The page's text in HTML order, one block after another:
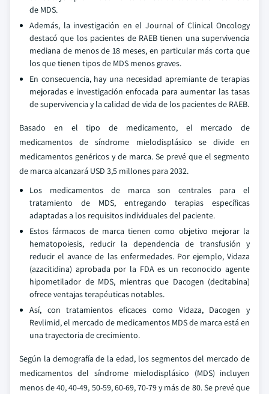
de MDS.
Además, la investigación en el Journal of Clinical Oncology
destacó que los pacientes de RAEB tienen una supervivencia
mediana de menos de 18 meses, en particular más corta que
los que tienen tipos de MDS menos graves.
En consecuencia, hay una necesidad apremiante de terapias
mejoradas e investigación enfocada para aumentar las tasas
de supervivencia y la calidad de vida de los pacientes de RAEB.
Basado en el tipo de medicamento, el mercado de
medicamentos de síndrome mielodisplásico se divide en
medicamentos genéricos y de marca. Se prevé que el segmento
de marca alcanzará USD 3,5 millones para 2032.
Los medicamentos de marca son centrales para el
tratamiento de MDS, entregando terapias específicas
adaptadas a los requisitos individuales del paciente.
Estos fármacos de marca tienen como objetivo mejorar la
hematopoiesis, reducir la dependencia de transfusión y
reducir el avance de las enfermedades. Por ejemplo, Vidaza
(azacitidina) aprobada por la FDA es un reconocido agente
hipometilador de MDS, mientras que Dacogen (decitabina)
ofrece ventajas terapéuticas notables.
Así, con tratamientos eficaces como Vidaza, Dacogen y
Revlimid, el mercado de medicamentos MDS de marca está en
una trayectoria de crecimiento.
Según la demografía de la edad, los segmentos del mercado de
medicamentos del síndrome mielodisplásico (MDS) incluyen
menos de 40, 40-49, 50-59, 60-69, 70-79 y más de 80. Se prevé que